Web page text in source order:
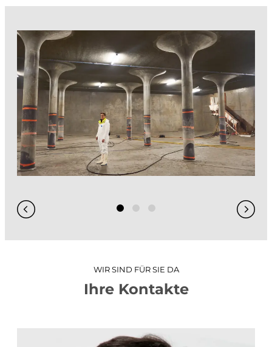
Zivilschutz
analysieren und visualisieren
GIS / WebGIS geoweb
GIS-Analysen
Projekt-Visualisierungen
3D-Stadtmodell
Hydraulische Simulationen
WIR SIND FÜR SIE DA
Ihre Kontakte